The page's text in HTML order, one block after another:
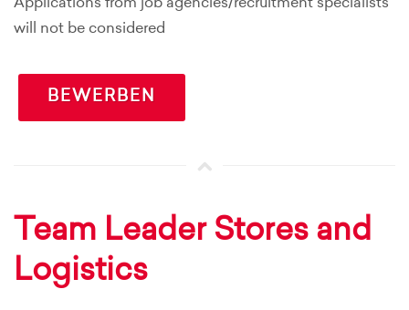
Applications from job agencies/recruitment specialists
will not be considered
BEWERBEN
Team Leader Stores and
Logistics